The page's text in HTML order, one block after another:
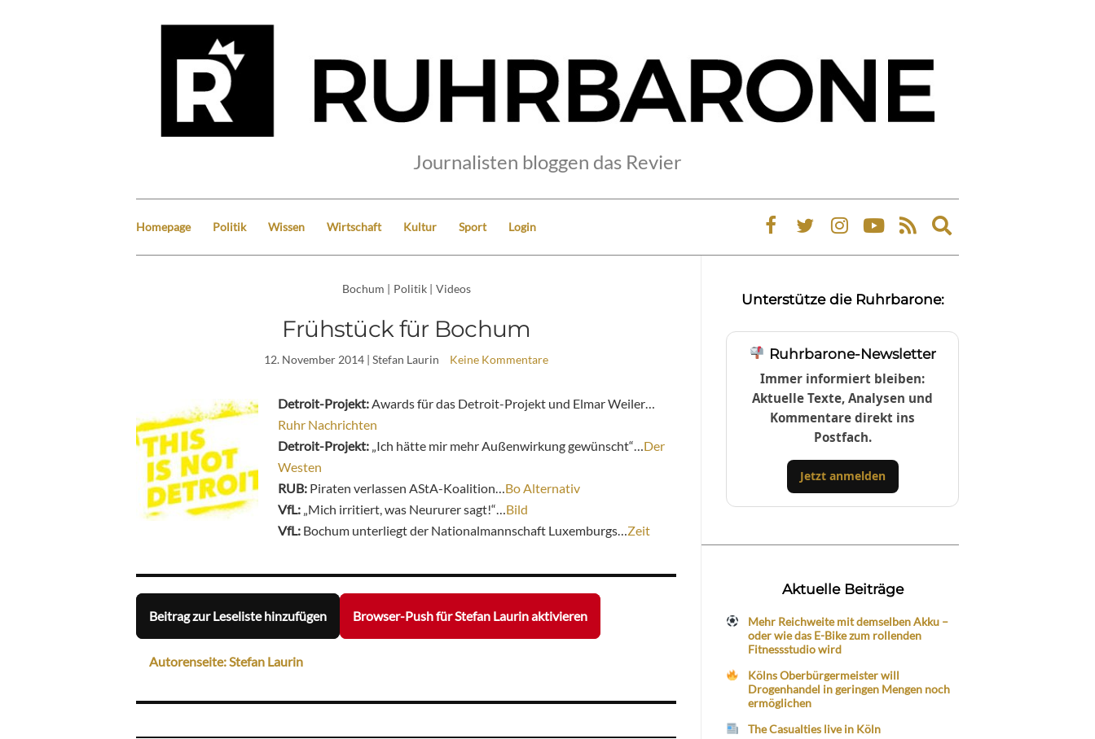
Journalisten bloggen das Revier
Homepage Politik Wissen Wirtschaft Kultur Sport Login
Expand
search
Bochum | Politik | Videos
Frühstück für Bochum
12. November 2014 | Stefan Laurin Keine Kommentare
Detroit-Projekt: Awards für das Detroit-Projekt und Elmar Weiler…
Ruhr Nachrichten
Detroit-Projekt: „Ich hätte mir mehr Außenwirkung gewünscht“… Der
Westen
RUB: Piraten verlassen AStA-Koalition… Bo Alternativ
VfL: „Mich irritiert, was Neururer sagt!“… Bild
VfL: Bochum unterliegt der Nationalmannschaft Luxemburgs… Zeit
Beitrag zur Leseliste hinzufügen Browser-Push für Stefan Laurin aktivieren
Autorenseite: Stefan Laurin
Unterstütze die Ruhrbarone:
Ruhrbarone-Newsletter
Immer informiert bleiben:
Aktuelle Texte, Analysen und
Kommentare direkt ins
Postfach.
Jetzt anmelden
Aktuelle Beiträge
Mehr Reichweite mit demselben Akku –
oder wie das E-Bike zum rollenden
Fitnessstudio wird
Kölns Oberbürgermeister will
Drogenhandel in geringen Mengen noch
ermöglichen
The Casualties live in Köln